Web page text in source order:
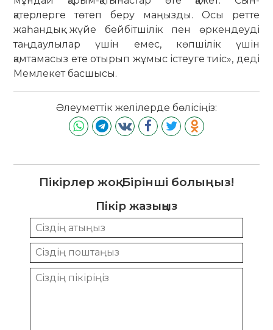
қатерлерге төтеп беру маңызды. Осы ретте
жаһандық жүйе бейбітшілік пен өркендеуді
таңдаулылар үшін емес, көпшілік үшін
қамтамасыз ете отырып жұмыс істеуге тиіс», деді
Мемлекет басшысы.
Әлеуметтік желілерде бөлісіңіз:
Пікірлер жоқ. Бірінші болыңыз!
Пікір жазыңыз